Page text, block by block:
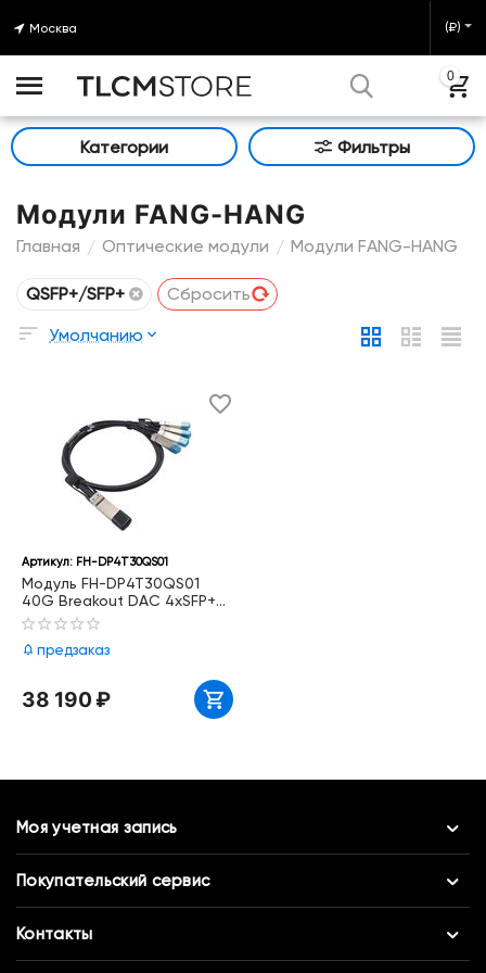
Москва (₽)
0
Категории Фильтры
Модули FANG-HANG
Главная / Оптические модули / Модули FANG-HANG
QSFP+/SFP+
Сбросить
Умолчанию
Артикул: FH-DP4T30QS01
Модуль FH-DP4T30QS01
40G Breakout DAC 4xSFP+
1м
предзаказ
38 190₽
Моя учетная запись
Покупательский сервис
Контакты